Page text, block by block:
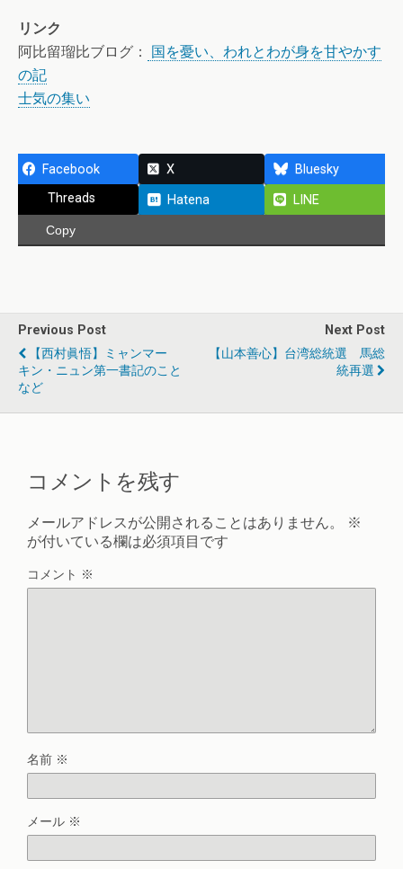
リンク
阿比留瑠比ブログ：
国を憂い、われとわが身を甘やかす
の記
士気の集い
Facebook X
Bluesky
Threads
Hatena LINE
Copy
Previous Post
【西村眞悟】ミャンマー
キン・ニュン第一書記のこと
など
Next Post
【山本善心】台湾総統選 馬総
統再選
コメントを残す
メールアドレスが公開されることはありません。
※
が付いている欄は必須項目です
コメント ※
名前 ※
メール ※